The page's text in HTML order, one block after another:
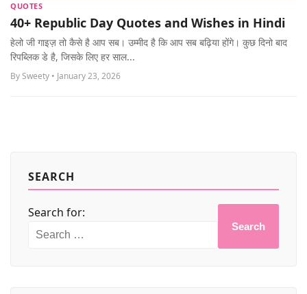
CONTACT NAME IDEAS
MORE
QUOTES
40+ Republic Day Quotes and Wishes in Hindi
हेलो जी गाइज़ तो कैसे है आप सब। उम्मीद है कि आप सब बढ़िया होंगे। कुछ दिनो बाद
रिपब्लिक डे है, जिसके लिए हर साल...
By Sweety • January 23, 2026
SEARCH
Search for:
Search